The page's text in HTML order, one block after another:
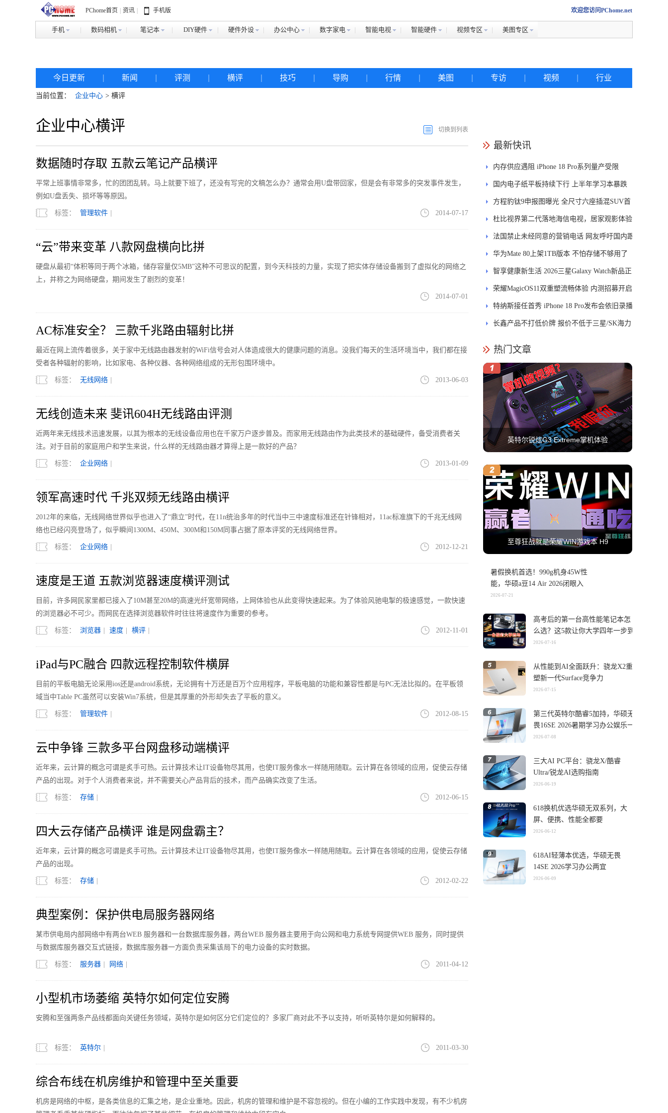
PChome首页 资讯 手机版 欢迎您访问PChome.net
手机 数码相机 笔记本 DIY硬件 硬件外设 办公中心 数字家电 智能电视 智能硬件 视频专区 美图专区
今日更新 新闻 评测 横评 技巧 导购 行情 美图 专访 视频 行业
当前位置： 企业中心 > 横评
企业中心横评 切换到列表
数据随时存取 五款云笔记产品横评
平常上班事情非常多，忙的团团乱转。马上就要下班了，还没有写完的文稿怎么办？通常会用U盘带回家，但是会有非常多的突发事件发生，
例如U盘丢失、损坏等等原因。
标签： 管理软件 2014-07-17
“云”带来变革 八款网盘横向比拼
硬盘从最初“体积等同于两个冰箱，储存容量仅5MB”这种不可思议的配置，到今天科技的力量，实现了把实体存储设备搬到了虚拟化的网络之
上，并称之为网络硬盘，期间发生了剧烈的变革！
2014-07-01
AC标准安全？ 三款千兆路由辐射比拼
最近在网上流传着很多，关于家中无线路由器发射的WiFi信号会对人体造成很大的健康问题的消息。没我们每天的生活环境当中，我们都在接
受者各种辐射的影响，比如家电、各种仪器、各种网络组成的无形包围环境中。
标签： 无线网络 2013-06-03
无线创造未来 斐讯604H无线路由评测
近两年来无线技术迅速发展，以其为根本的无线设备应用也在千家万户逐步普及。而家用无线路由作为此类技术的基础硬件，备受消费者关
注。对于目前的家庭用户和学生来说，什么样的无线路由器才算得上是一款好的产品？
标签： 企业网络 2013-01-09
领军高速时代 千兆双频无线路由横评
2012年的来临，无线网络世界似乎也进入了“鼎立”时代，在11n统治多年的时代当中三中速度标准还在针锋相对，11ac标准旗下的千兆无线网
络也已经闪亮登场了，似乎瞬间1300M、450M、300M和150M同事占据了原本评奖的无线网络世界。
标签： 企业网络 2012-12-21
速度是王道 五款浏览器速度横评测试
目前，许多网民家里都已接入了10M甚至20M的高速光纤宽带网络，上网体验也从此变得快速起来。为了体验风驰电掣的极速感觉，一款快速
的浏览器必不可少。而网民在选择浏览器软件时往往将速度作为重要的参考。
标签： 浏览器 速度 横评 2012-11-01
iPad与PC融合 四款远程控制软件横屏
目前的平板电脑无论采用ios还是android系统，无论拥有十万还是百万个应用程序，平板电脑的功能和兼容性都是与PC无法比拟的。在平板领
域当中Table PC虽然可以安装Win7系统，但是其厚重的外形却失去了平板的意义。
标签： 管理软件 2012-08-15
云中争锋 三款多平台网盘移动端横评
近年来，云计算的概念可谓是炙手可热。云计算技术让IT设备物尽其用，也使IT服务像水一样随用随取。云计算在各领域的应用，促使云存储
产品的出现。对于个人消费者来说，并不需要关心产品背后的技术，而产品确实改变了生活。
标签： 存储 2012-06-15
四大云存储产品横评 谁是网盘霸主？
近年来，云计算的概念可谓是炙手可热。云计算技术让IT设备物尽其用，也使IT服务像水一样随用随取。云计算在各领域的应用，促使云存储
产品的出现。
标签： 存储 2012-02-22
典型案例：保护供电局服务器网络
某市供电局内部网络中有两台WEB 服务器和一台数据库服务器，两台WEB 服务器主要用于向公网和电力系统专网提供WEB 服务，同时提供
与数据库服务器交互式链接，数据库服务器一方面负责采集该局下的电力设备的实时数据。
标签： 服务器 网络 2011-04-12
小型机市场萎缩 英特尔如何定位安腾
安腾和至强两条产品线都面向关键任务领域，英特尔是如何区分它们定位的？多家厂商对此不予以支持，听听英特尔是如何解释的。
标签： 英特尔 2011-03-30
综合布线在机房维护和管理中至关重要
机房是网络的中枢，是各类信息的汇集之地，是企业重地。因此，机房的管理和维护是不容忽视的。但在小编的工作实践中发现，有不少机房
最新快讯
内存供应遇阻 iPhone 18 Pro系列量产受限
国内电子纸平板持续下行 上半年学习本暴跌
84.6%
方程豹钛9申报图曝光 全尺寸六座插混SUV首
发DMS
杜比视界第二代落地海信电视，居家观影体验
能迎来哪些升级？
法国禁止未经同意的营销电话 网友呼吁国内跟
进
华为Mate 80上架1TB版本 不怕存储不够用了
智享健康新生活 2026三星Galaxy Watch新品正
式开售
荣耀MagicOS11双重塑流畅体验 内测招募开启
特纳斯接任首秀 iPhone 18 Pro发布会依旧录播
长鑫产品不打低价牌 报价不低于三星/SK海力
热门文章
英特尔锐炫G3 Extreme掌机体验
至尊狂战就是荣耀WIN游戏本 H9
暑假换机首选！990g机身45W性
能，华硕a豆14 Air 2026闭眼入
2026-07-21
高考后的第一台高性能笔记本怎
么选？这5款让你大学四年一步到
位
2026-07-16
从性能到AI全面跃升：骁龙X2重
塑新一代Surface竞争力
2026-07-15
第三代英特尔酷睿5加持，华硕无
畏16SE 2026暑期学习办公娱乐一
机搞定
2026-07-08
三大AI PC平台：骁龙X/酷睿
Ultra/锐龙AI选购指南
2026-06-19
618换机优选华硕无双系列，大
屏、便携、性能全都要
2026-06-12
618AI轻薄本优选，华硕无畏
14SE 2026学习办公两宜
2026-06-09